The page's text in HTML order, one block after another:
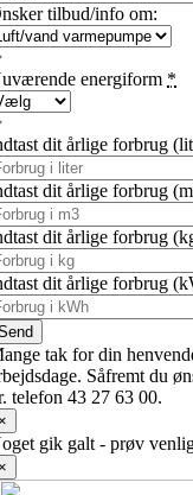
tilbud/info om:
energiform *
dit årlige forbrug
dit årlige forbrug
dit årlige forbrug
dit årlige forbrug
tak for din
Såfremt du
telefon 43 27 63 00.
gik galt - prøv